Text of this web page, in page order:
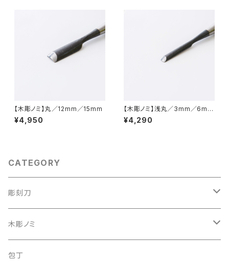
【木彫ノミ】丸／12mm／15mm
¥4,950
【木彫ノミ】浅丸／3mm／6mm
／9mm
¥4,290
CATEGORY
彫刻刀
彫刻刀セット
定額制研ぎ直し
木彫ノミ
木彫のみセット
包丁